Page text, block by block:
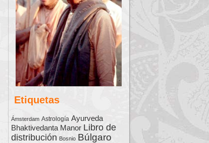
Etiquetas
Ámsterdam Astrología Ayurveda
Bhaktivedanta Manor Libro de
distribución Bosnio Búlgaro